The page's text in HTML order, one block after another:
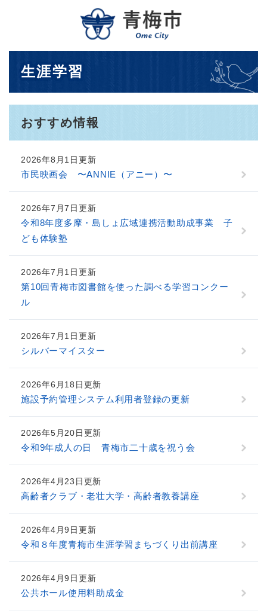
メニューを飛ばして本文へ
生涯学習
おすすめ情報
2026年8月1日更新
市民映画会 〜ANNIE（アニー）〜
2026年7月7日更新
令和8年度多摩・島しょ広域連携活動助成事業 子
ども体験塾
2026年7月1日更新
第10回青梅市図書館を使った調べる学習コンクー
ル
2026年7月1日更新
シルバーマイスター
2026年6月18日更新
施設予約管理システム利用者登録の更新
2026年5月20日更新
令和9年成人の日 青梅市二十歳を祝う会
2026年4月23日更新
高齢者クラブ・老壮大学・高齢者教養講座
2026年4月9日更新
令和８年度青梅市生涯学習まちづくり出前講座
2026年4月9日更新
公共ホール使用料助成金